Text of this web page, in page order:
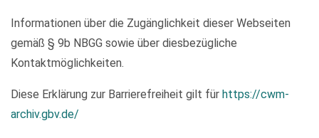
Informationen über die Zugänglichkeit dieser Webseiten
gemäß § 9b NBGG sowie über diesbezügliche
Kontaktmöglichkeiten.
Diese Erklärung zur Barrierefreiheit gilt für https://cwm-
archiv.gbv.de/